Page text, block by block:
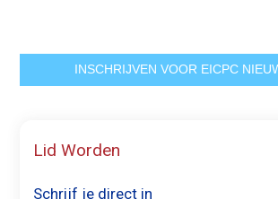
t
INSCHRIJVEN VOOR EICPC
Lid Worden
Schrijf je direct in